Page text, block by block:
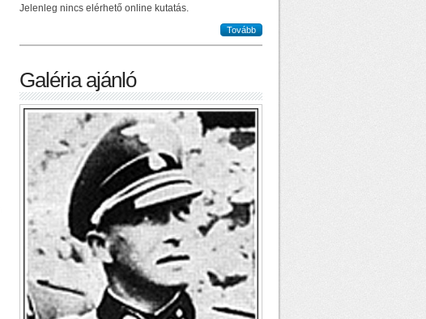
Jelenleg nincs elérhető online kutatás.
Tovább
Galéria ajánló